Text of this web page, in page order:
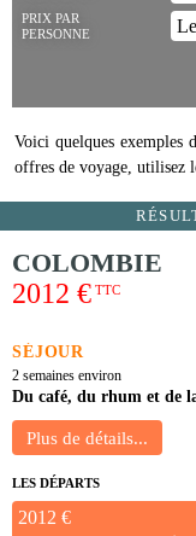
PRIX PAR
PERSONNE
Voici quelques exemples
offres de voyage, utilisez
COLOMBIE
2012 € TTC
SÉJOUR
2 semaines environ
Du café, du rhum et de
LES DÉPARTS
2012 €